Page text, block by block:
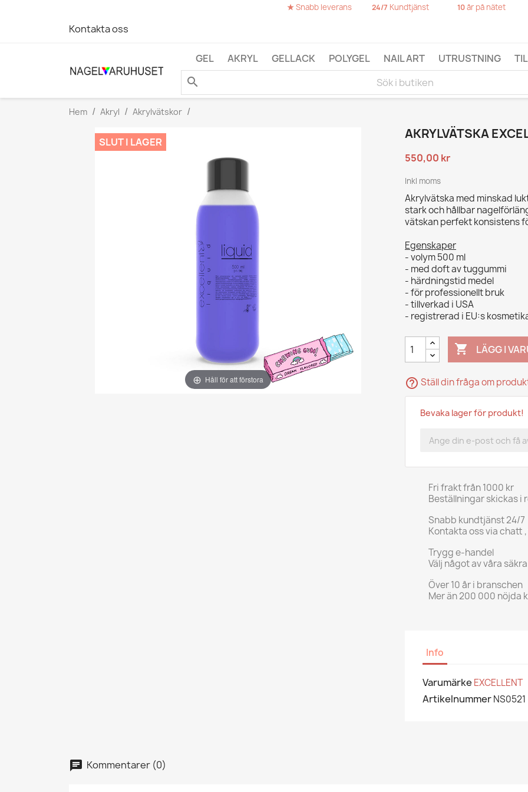
★Snabb leverans 24/7 Kundtjänst 10år på nätet
Kontakta oss
GEL AKRYL GELLACK POLYGEL NAIL ART UTRUSTNING
search
Hem Akryl Akrylvätskor
SLUT I LAGER
Håll för att förstora
AKRYLVÄTSKA
550,00 kr
Inkl moms
Akrylvätska med minskad
stark och hållbar
vätskan perfekt konsistens
Egenskaper
- volym 500 ml
- med doft av tuggummi
- härdningstid medel
- för professionellt bruk
- tillverkad i USA
- registrerad i EU:s
 LÄGG I
help_outline Ställ din fråga om
Bevaka lager för produkt!
Fri frakt från 1000 kr
Beställningar skickas i
Snabb kundtjänst 24/7
Kontakta oss via chatt
Trygg e-handel
Välj något av våra
Över 10 år i branschen
Mer än 200 000 nöjda
Info
Varumärke EXCELLENT
ArtikelnummerNS0521
Kommentarer (0)